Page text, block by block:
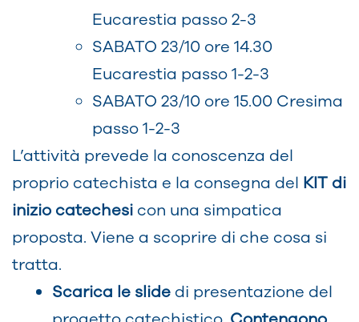
Eucarestia passo 2-3
SABATO 23/10 ore 14.30
Eucarestia passo 1-2-3
SABATO 23/10 ore 15.00 Cresima
passo 1-2-3
L’attività prevede la conoscenza del
proprio catechista e la consegna del KIT di
inizio catechesi con una simpatica
proposta. Viene a scoprire di che cosa si
tratta.
Scarica le slide di presentazione del